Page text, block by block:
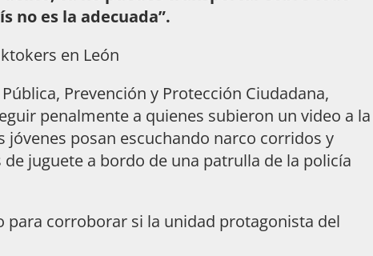
no es la adecuada”.
en León
Prevención y Protección Ciudadana,
penalmente a quienes subieron un video a la
jóvenes posan escuchando narco corridos y
juguete a bordo de una patrulla de la policía
para corroborar si la unidad protagonista del